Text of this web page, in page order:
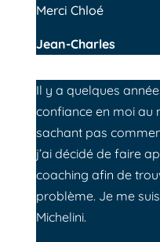
Merci Chloé
Jean-Charles
Il y a quelques
confiance en moi au
sachant pas
j’ai décidé de faire
coaching afin de
problème. Je me
Michelini.